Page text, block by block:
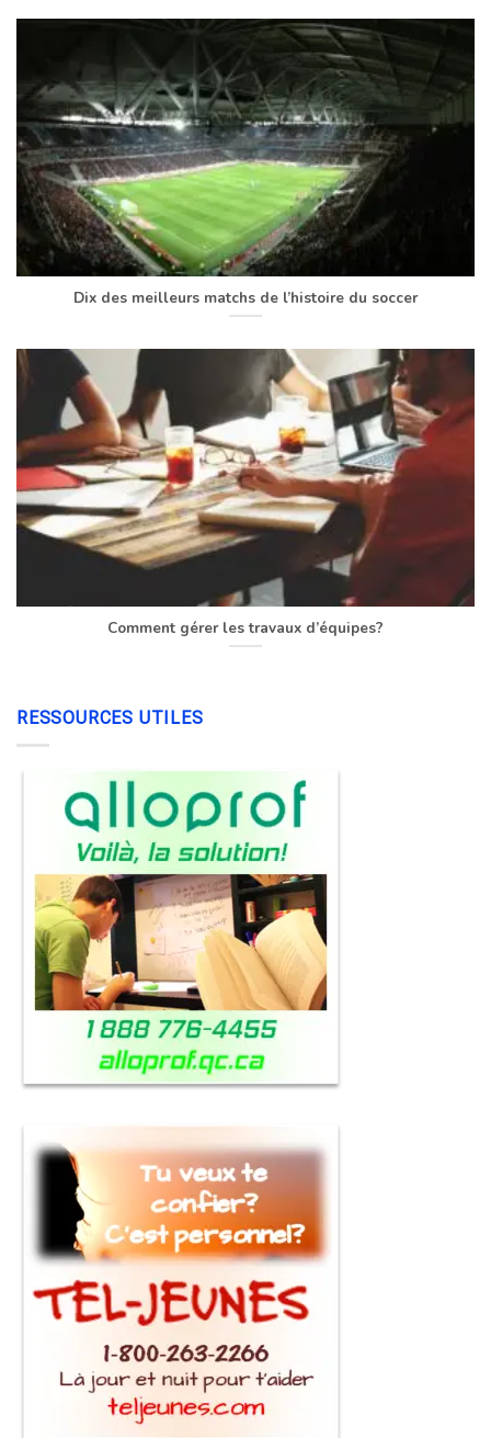
Dix des meilleurs matchs de l’histoire du soccer
Comment gérer les travaux d’équipes?
RESSOURCES UTILES